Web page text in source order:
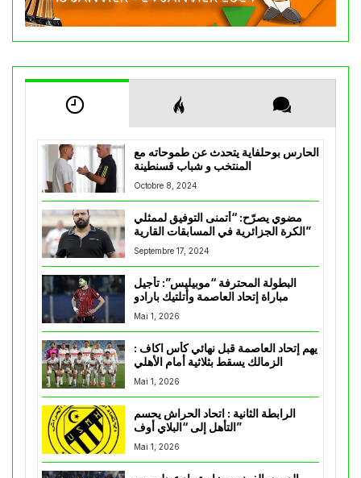
الحارس بوحلفاية يتحدث عن طموحاته مع
المنتخب و شباب قسنطينة
Octobre 8, 2024
مضوي يصرّح: “أتمنى التوفيق لممثلي
الكرة الجزائرية في المسابقات القارية”
Septembre 17, 2024
البطولة المحترفة “موبيليس”: تأجيل
مباراة إتحاد العاصمة وأتلتيك بارادو
Mai 1, 2026
يهم إتحاد العاصمة قبل نهائي كأس اكاف :
Mai 1, 2026
الرابطة الثانية : اتحاد الحراش يحسم
التأهل إلى “البلاي أوف”
Mai 1, 2026